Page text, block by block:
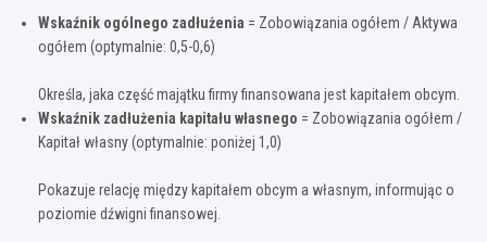
Wskaźnik ogólnego zadłużenia = Zobowiązania ogółem / Aktywa
ogółem (optymalnie: 0,5-0,6)
Określa, jaka część majątku firmy finansowana jest kapitałem obcym.
Wskaźnik zadłużenia kapitału własnego = Zobowiązania ogółem /
Kapitał własny (optymalnie: poniżej 1,0)
Pokazuje relację między kapitałem obcym a własnym, informując o
poziomie dźwigni finansowej.